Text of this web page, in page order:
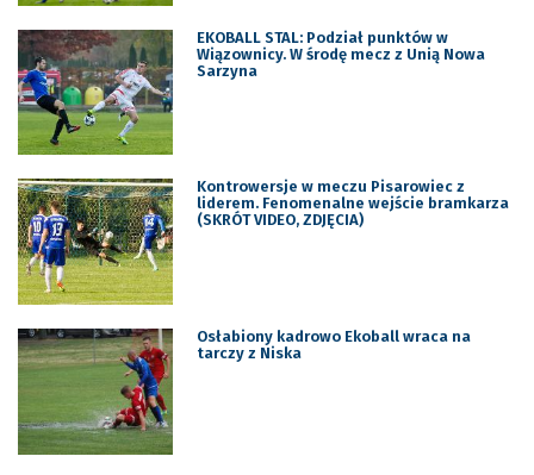
EKOBALL STAL: Podział punktów w
Wiązownicy. W środę mecz z Unią Nowa
Sarzyna
Kontrowersje w meczu Pisarowiec z
liderem. Fenomenalne wejście bramkarza
(SKRÓT VIDEO, ZDJĘCIA)
Osłabiony kadrowo Ekoball wraca na
tarczy z Niska